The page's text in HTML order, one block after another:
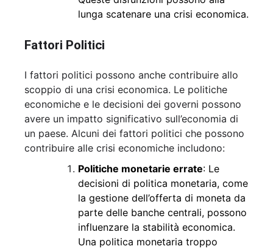
lunga scatenare una crisi economica.
Fattori Politici
I fattori politici possono anche contribuire allo
scoppio di una crisi economica. Le politiche
economiche e le decisioni dei governi possono
avere un impatto significativo sull’economia di
un paese. Alcuni dei fattori politici che possono
contribuire alle crisi economiche includono:
Politiche monetarie errate: Le
decisioni di politica monetaria, come
la gestione dell’offerta di moneta da
parte delle banche centrali, possono
influenzare la stabilità economica.
Una politica monetaria troppo